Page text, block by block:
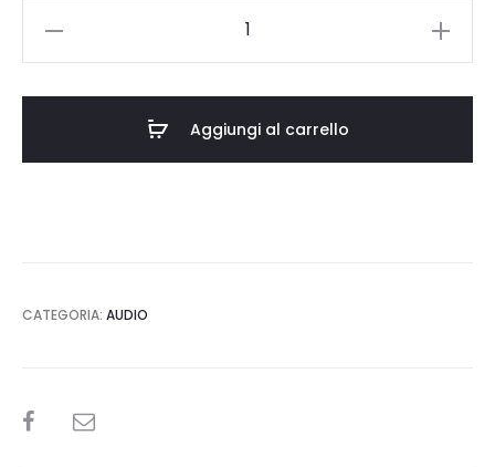
Aggiungi al carrello
CATEGORIA: AUDIO
SHARE